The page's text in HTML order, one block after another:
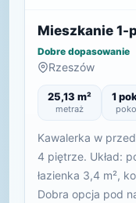
Mieszkanie 1-
Dobre dopasowanie
Rzeszów
25,13 m²
metraż
1
Kawalerka w
4 piętrze. Układ:
łazienka 3,4 m²,
Dobra opcja pod